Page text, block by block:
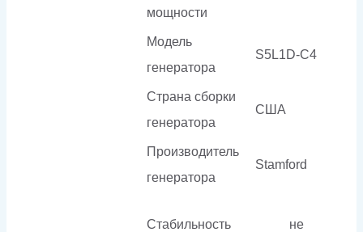
мощности
Модель
генератора
S5L1D-C4
Страна сборки
генератора
США
Производитель
генератора
Stamford
Стабильность
не